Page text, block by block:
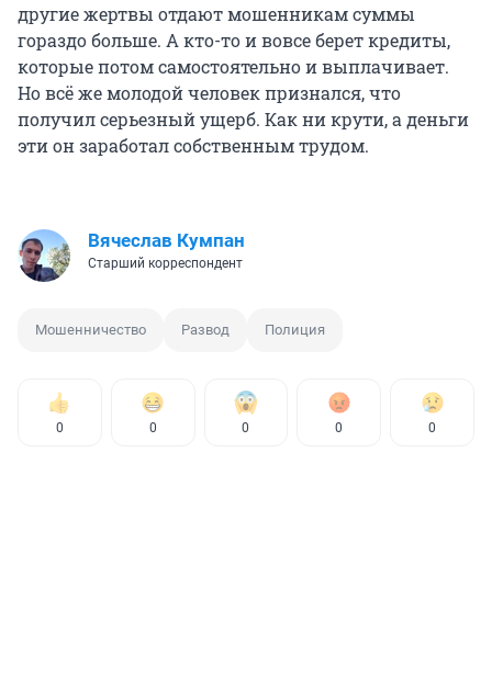
другие жертвы отдают мошенникам суммы
гораздо больше. А кто-то и вовсе берет кредиты,
которые потом самостоятельно и выплачивает.
Но всё же молодой человек признался, что
получил серьезный ущерб. Как ни крути, а деньги
эти он заработал собственным трудом.
Вячеслав Кумпан
Старший корреспондент
Мошенничество Развод Полиция
0 0 0 0 0